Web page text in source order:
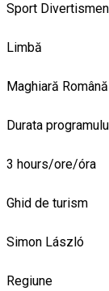
Sport
Limbă
Maghiară Română
Durata
3 hours/ore/óra
Ghid de turism
Simon László
Regiune